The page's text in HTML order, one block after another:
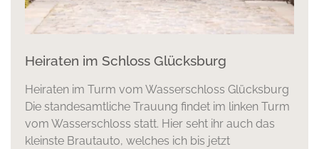
Heiraten im Schloss Glücksburg
Heiraten im Turm vom Wasserschloss Glücksburg
Die standesamtliche Trauung findet im linken Turm
vom Wasserschloss statt. Hier seht ihr auch das
kleinste Brautauto, welches ich bis jetzt